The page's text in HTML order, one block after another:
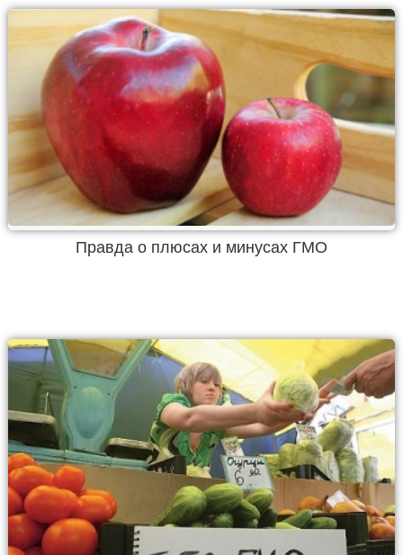
Правда о плюсах и минусах ГМО